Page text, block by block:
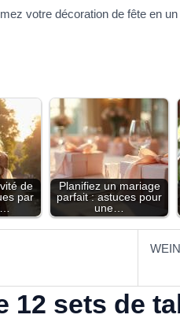
votre décoration de fête en
de
par
Planifiez un mariage
parfait : astuces pour
une…
12 sets de